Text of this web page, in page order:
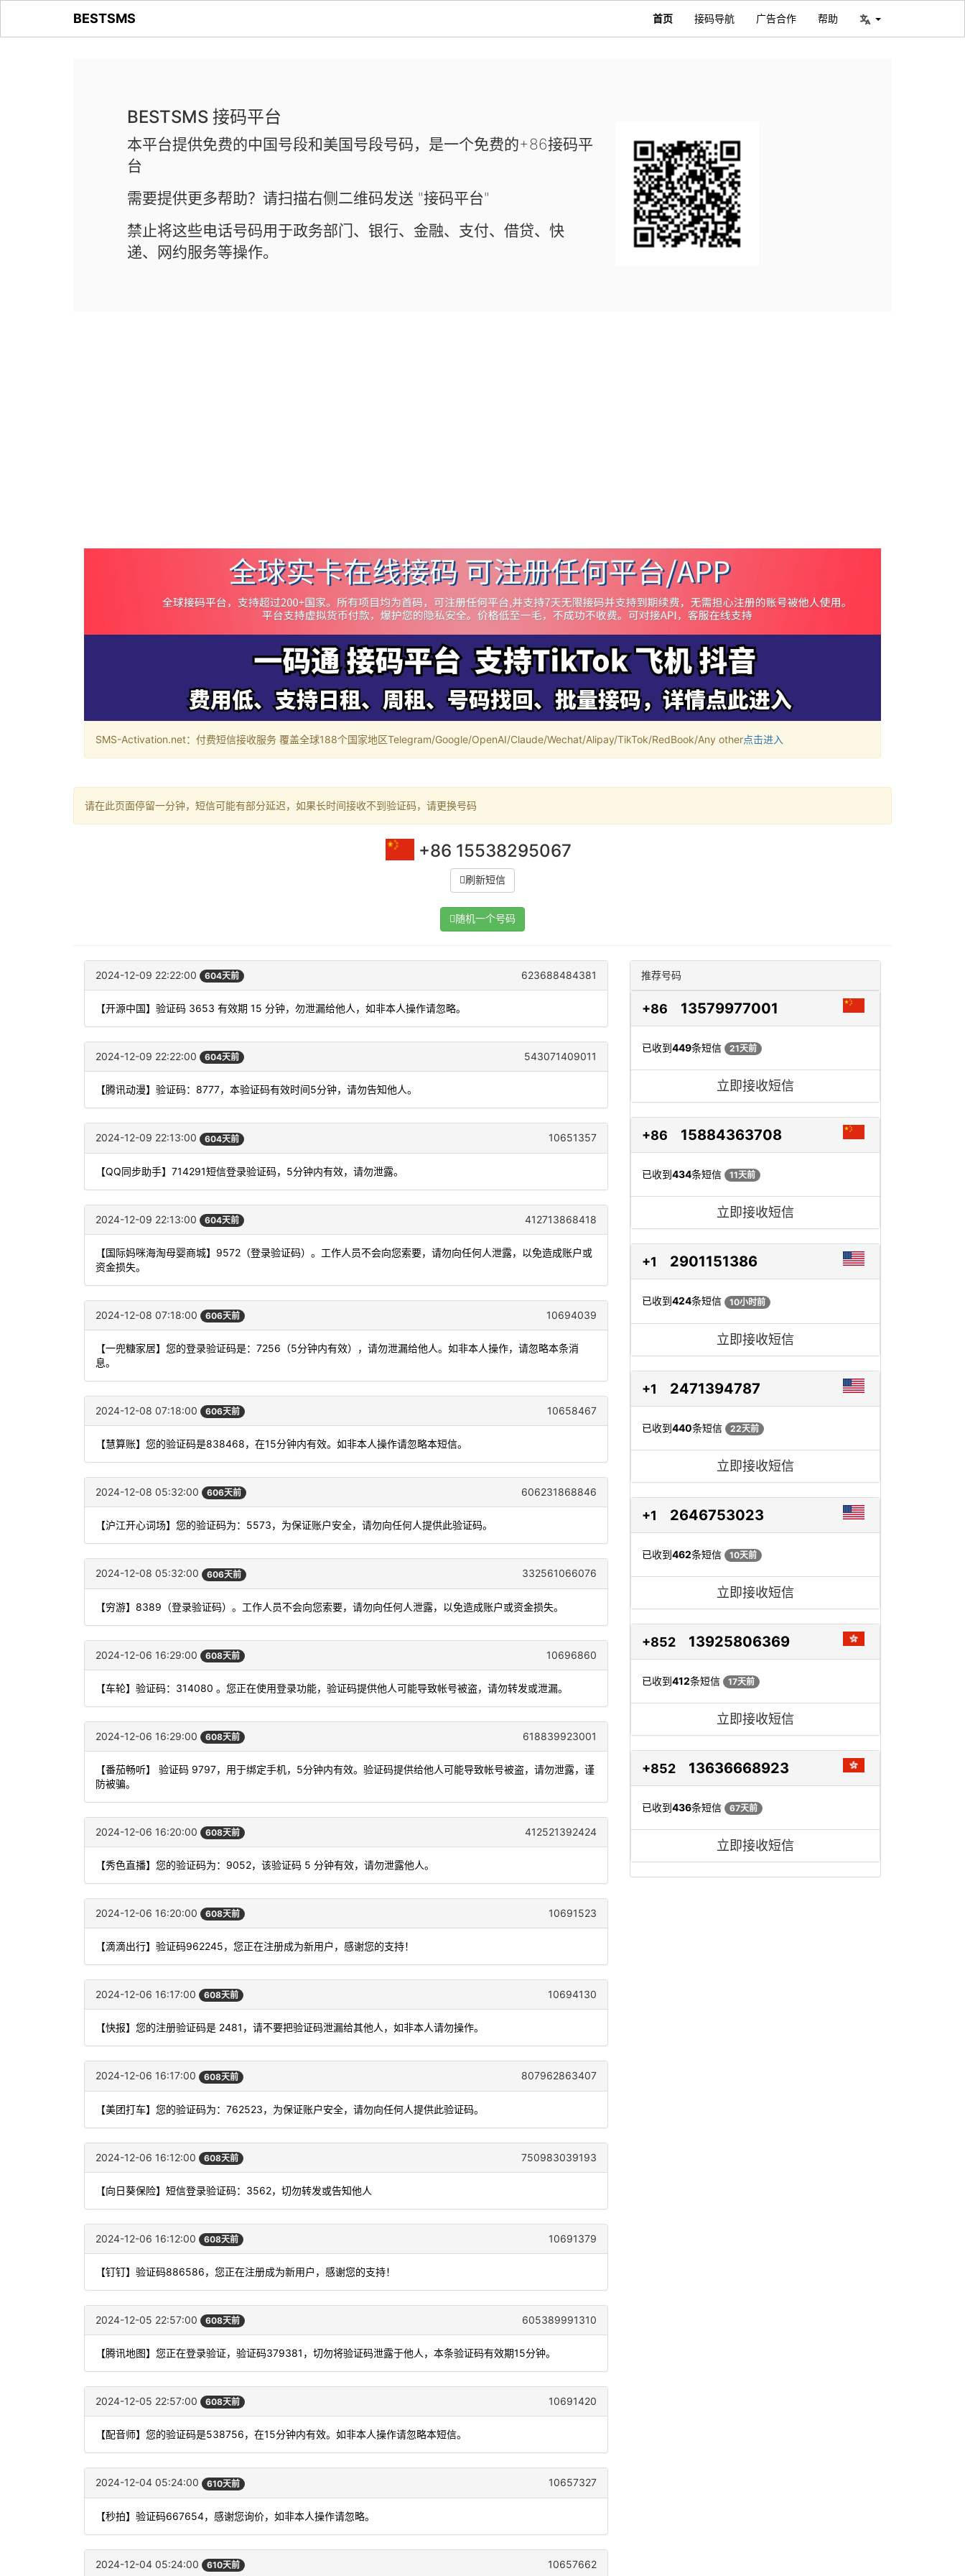
BESTSMS 首页 接码导航 广告合作 帮助
BESTSMS 接码平台
本平台提供免费的中国号段和美国号段号码，是一个免费的+86接码平
台
需要提供更多帮助？请扫描右侧二维码发送 "接码平台"
禁止将这些电话号码用于政务部门、银行、金融、支付、借贷、快
递、网约服务等操作。
SMS-Activation.net：付费短信接收服务 覆盖全球188个国家地区Telegram/Google/OpenAI/Claude/Wechat/Alipay/TikTok/RedBook/Any other点击进入
请在此页面停留一分钟，短信可能有部分延迟，如果长时间接收不到验证码，请更换号码
+86 15538295067
刷新短信
随机一个号码
2024-12-09 22:22:00 604天前 623688484381
【开源中国】验证码 3653 有效期 15 分钟，勿泄漏给他人，如非本人操作请忽略。
2024-12-09 22:22:00 604天前 543071409011
【腾讯动漫】验证码：8777，本验证码有效时间5分钟，请勿告知他人。
2024-12-09 22:13:00 604天前 10651357
【QQ同步助手】714291短信登录验证码，5分钟内有效，请勿泄露。
2024-12-09 22:13:00 604天前 412713868418
【国际妈咪海淘母婴商城】9572（登录验证码）。工作人员不会向您索要，请勿向任何人泄露，以免造成账户或
资金损失。
2024-12-08 07:18:00 606天前 10694039
【一兜糖家居】您的登录验证码是：7256（5分钟内有效），请勿泄漏给他人。如非本人操作，请忽略本条消
息。
2024-12-08 07:18:00 606天前 10658467
【慧算账】您的验证码是838468，在15分钟内有效。如非本人操作请忽略本短信。
2024-12-08 05:32:00 606天前 606231868846
【沪江开心词场】您的验证码为：5573，为保证账户安全，请勿向任何人提供此验证码。
2024-12-08 05:32:00 606天前 332561066076
【穷游】8389（登录验证码）。工作人员不会向您索要，请勿向任何人泄露，以免造成账户或资金损失。
2024-12-06 16:29:00 608天前 10696860
【车轮】验证码：314080 。您正在使用登录功能，验证码提供他人可能导致帐号被盗，请勿转发或泄漏。
2024-12-06 16:29:00 608天前 618839923001
【番茄畅听】 验证码 9797，用于绑定手机，5分钟内有效。验证码提供给他人可能导致帐号被盗，请勿泄露，谨
防被骗。
2024-12-06 16:20:00 608天前 412521392424
【秀色直播】您的验证码为：9052，该验证码 5 分钟有效，请勿泄露他人。
2024-12-06 16:20:00 608天前 10691523
【滴滴出行】验证码962245，您正在注册成为新用户，感谢您的支持！
2024-12-06 16:17:00 608天前 10694130
【快报】您的注册验证码是 2481，请不要把验证码泄漏给其他人，如非本人请勿操作。
2024-12-06 16:17:00 608天前 807962863407
【美团打车】您的验证码为：762523，为保证账户安全，请勿向任何人提供此验证码。
2024-12-06 16:12:00 608天前 750983039193
【向日葵保险】短信登录验证码：3562，切勿转发或告知他人
2024-12-06 16:12:00 608天前 10691379
【钉钉】验证码886586，您正在注册成为新用户，感谢您的支持！
2024-12-05 22:57:00 608天前 605389991310
【腾讯地图】您正在登录验证，验证码379381，切勿将验证码泄露于他人，本条验证码有效期15分钟。
2024-12-05 22:57:00 608天前 10691420
【配音师】您的验证码是538756，在15分钟内有效。如非本人操作请忽略本短信。
2024-12-04 05:24:00 610天前 10657327
【秒拍】验证码667654，感谢您询价，如非本人操作请忽略。
2024-12-04 05:24:00 610天前 10657662
推荐号码
+86 13579977001
已收到449条短信 21天前
立即接收短信
+86 15884363708
已收到434条短信 11天前
立即接收短信
+1 2901151386
已收到424条短信 10小时前
立即接收短信
+1 2471394787
已收到440条短信 22天前
立即接收短信
+1 2646753023
已收到462条短信 10天前
立即接收短信
+852 13925806369
已收到412条短信 17天前
立即接收短信
+852 13636668923
已收到436条短信 67天前
立即接收短信